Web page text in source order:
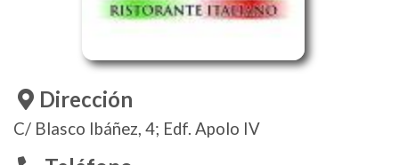
Dirección
C/ Blasco Ibáñez, 4; Edf. Apolo IV